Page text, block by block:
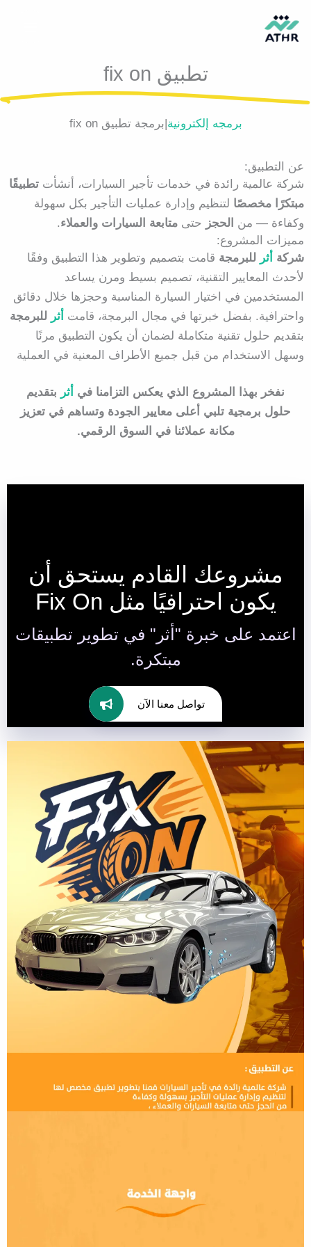
إلى
تطبيق fix on
برمجه إلكترونية|برمجة تطبيق fix on
عن التطبيق:
شركة عالمية رائدة في خدمات تأجير السيارات، أنشأت تطبيقًا
مبتكرًا مخصصًا لتنظيم وإدارة عمليات التأجير بكل سهولة
وكفاءة — من الحجز حتى متابعة السيارات والعملاء.
مميزات المشروع:
شركة أثر للبرمجة قامت بتصميم وتطوير هذا التطبيق وفقًا
لأحدث المعايير التقنية، تصميم بسيط ومرن يساعد
المستخدمين في اختيار السيارة المناسبة وحجزها خلال دقائق
واحترافية. بفضل خبرتها في مجال البرمجة، قامت أثر للبرمجة
بتقديم حلول تقنية متكاملة لضمان أن يكون التطبيق مرنًا
وسهل الاستخدام من قبل جميع الأطراف المعنية في العملية
نفخر بهذا المشروع الذي يعكس التزامنا في أثر بتقديم
حلول برمجية تلبي أعلى معايير الجودة وتساهم في تعزيز
مكانة عملائنا في السوق الرقمي.
مشروعك القادم يستحق أن
يكون احترافيًا مثل Fix On
اعتمد على خبرة "أثر" في تطوير تطبيقات
مبتكرة.
تواصل معنا الآن